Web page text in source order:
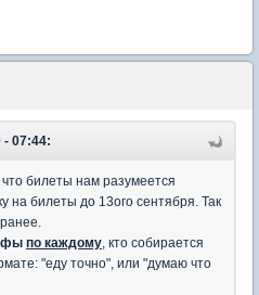
- 07:44:
билеты нам разумеется
на билеты до 13ого сентября. Так
по каждому, кто собирается
"еду точно", или "думаю что